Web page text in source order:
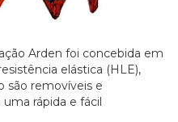
Arden foi concebida em
elástica (HLE),
são removíveis e
rápida e fácil